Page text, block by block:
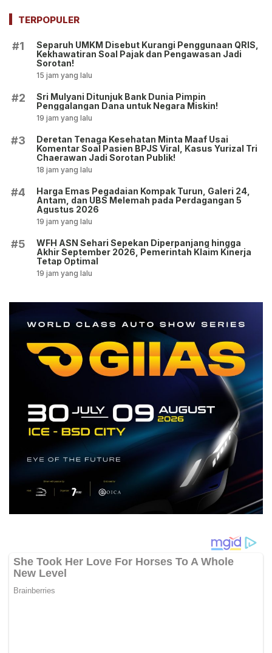
TERPOPULER
#1
Separuh UMKM Disebut Kurangi Penggunaan QRIS,
Kekhawatiran Soal Pajak dan Pengawasan Jadi
Sorotan!
15 jam yang lalu
#2
Sri Mulyani Ditunjuk Bank Dunia Pimpin
Penggalangan Dana untuk Negara Miskin!
19 jam yang lalu
#3
Deretan Tenaga Kesehatan Minta Maaf Usai
Komentar Soal Pasien BPJS Viral, Kasus Yurizal Tri
Chaerawan Jadi Sorotan Publik!
18 jam yang lalu
#4
Harga Emas Pegadaian Kompak Turun, Galeri 24,
Antam, dan UBS Melemah pada Perdagangan 5
Agustus 2026
19 jam yang lalu
#5
WFH ASN Sehari Sepekan Diperpanjang hingga
Akhir September 2026, Pemerintah Klaim Kinerja
Tetap Optimal
19 jam yang lalu